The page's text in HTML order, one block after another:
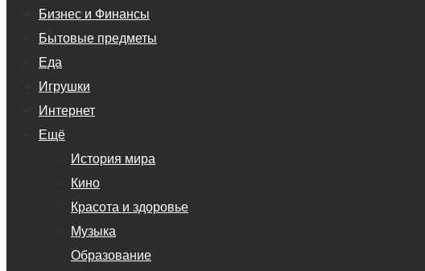
Бизнес и Финансы
Бытовые предметы
Еда
Игрушки
Интернет
Ещё
История мира
Кино
Красота и здоровье
Музыка
Образование